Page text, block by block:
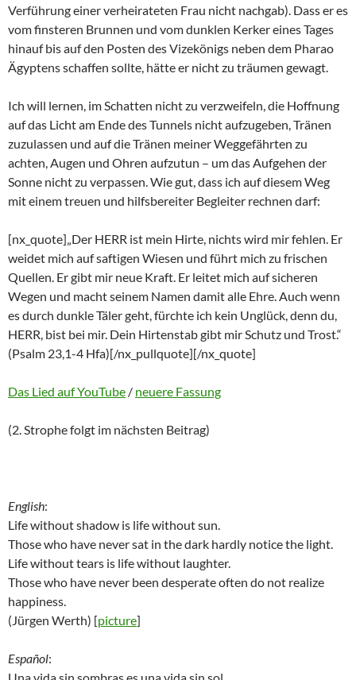
Verführung einer verheirateten Frau nicht nachgab). Dass er es
vom finsteren Brunnen und vom dunklen Kerker eines Tages
hinauf bis auf den Posten des Vizekönigs neben dem Pharao
Ägyptens schaffen sollte, hätte er nicht zu träumen gewagt.
Ich will lernen, im Schatten nicht zu verzweifeln, die Hoffnung
auf das Licht am Ende des Tunnels nicht aufzugeben, Tränen
zuzulassen und auf die Tränen meiner Weggefährten zu
achten, Augen und Ohren aufzutun – um das Aufgehen der
Sonne nicht zu verpassen. Wie gut, dass ich auf diesem Weg
mit einem treuen und hilfsbereiter Begleiter rechnen darf:
[nx_quote]„Der HERR ist mein Hirte, nichts wird mir fehlen. Er
weidet mich auf saftigen Wiesen und führt mich zu frischen
Quellen. Er gibt mir neue Kraft. Er leitet mich auf sicheren
Wegen und macht seinem Namen damit alle Ehre. Auch wenn
es durch dunkle Täler geht, fürchte ich kein Unglück, denn du,
HERR, bist bei mir. Dein Hirtenstab gibt mir Schutz und Trost.“
(Psalm 23,1-4 Hfa)[/nx_pullquote][/nx_quote]
Das Lied auf YouTube / neuere Fassung
(2. Strophe folgt im nächsten Beitrag)
English:
Life without shadow is life without sun.
Those who have never sat in the dark hardly notice the light.
Life without tears is life without laughter.
Those who have never been desperate often do not realize
happiness.
(Jürgen Werth) [picture]
Español: